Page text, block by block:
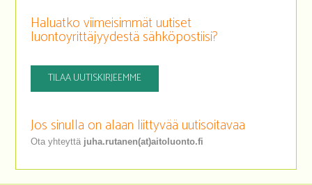
Haluatko viimeisimmät uutiset
luontoyrittäjyydestä sähköpostiisi?
TILAA UUTISKIRJEEMME
Jos sinulla on alaan liittyvää uutisoitavaa
Ota yhteyttä juha.rutanen(at)aitoluonto.fi